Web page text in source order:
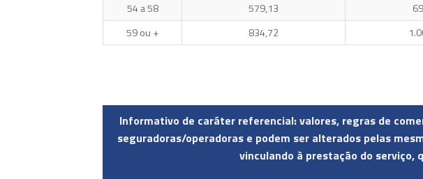
54 a 58
579,13
59 ou +
834,72
Informativo de caráter referencial: valores, regras de
seguradoras/operadoras e podem ser alterados pelas
vinculando à prestação do